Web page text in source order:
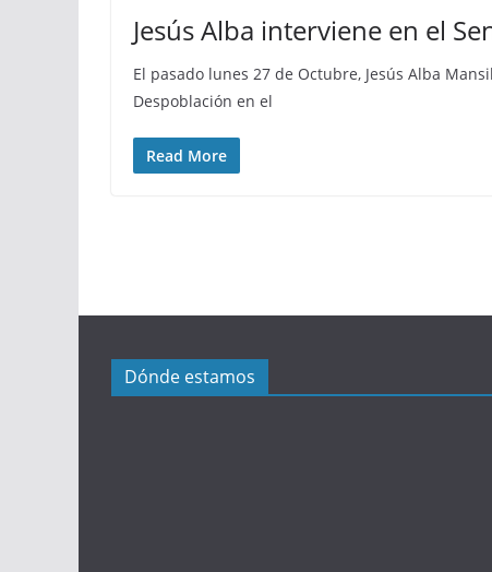
Jesús Alba interviene en el
El pasado lunes 27 de Octubre, Jesús Alba
Despoblación en el
Read More
Dónde estamos